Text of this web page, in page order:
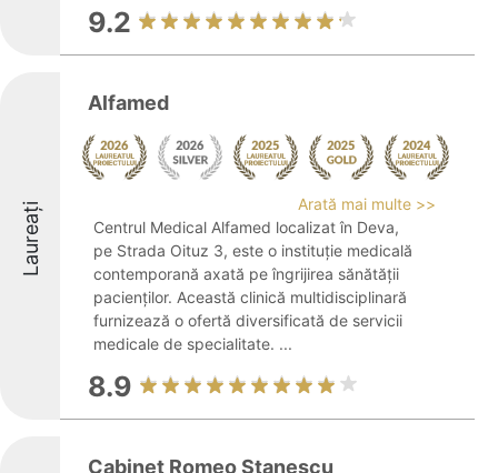
9.2
Laureați
Alfamed
Arată mai multe >>
Centrul Medical Alfamed localizat în Deva,
pe Strada Oituz 3, este o instituție medicală
contemporană axată pe îngrijirea sănătății
pacienților. Această clinică multidisciplinară
furnizează o ofertă diversificată de servicii
medicale de specialitate. ...
8.9
Cabinet Romeo Stanescu